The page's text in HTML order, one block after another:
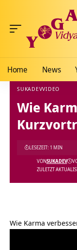
Home News
Yoga Vidya Blog - Yoga,
SUKADEVVIDEO
Wie
ZULETZT
VONSUKADEV
LESEZEIT: 1 MIN
Wie Karma